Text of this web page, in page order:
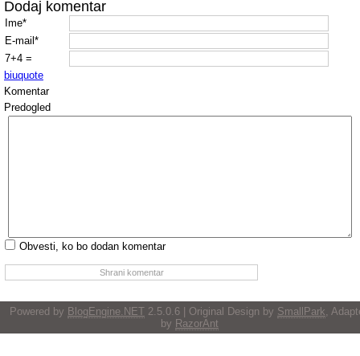
Dodaj komentar
Ime*
E-mail*
7+4 =
biuquote
Komentar
Predogled
Obvesti, ko bo dodan komentar
Powered by BlogEngine.NET 2.5.0.6 | Original Design by SmallPark,
by RazorAnt